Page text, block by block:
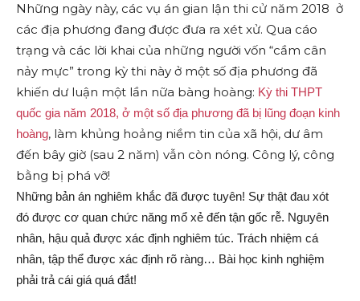
Những ngày này, các vụ án gian lận thi cử năm 2018 ở
các địa phương đang được đưa ra xét xử. Qua cáo
trạng và các lời khai của những người vốn “cầm cân
nảy mực” trong kỳ thi này ở một số địa phương đã
khiến dư luận một lần nữa bàng hoàng: Kỳ thi THPT
quốc gia năm 2018, ở một số địa phương đã bị lũng đoạn kinh
hoàng, làm khủng hoảng niềm tin của xã hội, dư âm
đến bây giờ (sau 2 năm) vẫn còn nóng. Công lý, công
bằng bị phá vỡ!
Những bản án nghiêm khắc đã được tuyên! Sự thật đau xót
đó được cơ quan chức năng mổ xẻ đến tận gốc rễ. Nguyên
nhân, hậu quả được xác định nghiêm túc. Trách nhiệm cá
nhân, tập thể được xác định rõ ràng… Bài học kinh nghiệm
phải trả cái giá quá đắt!